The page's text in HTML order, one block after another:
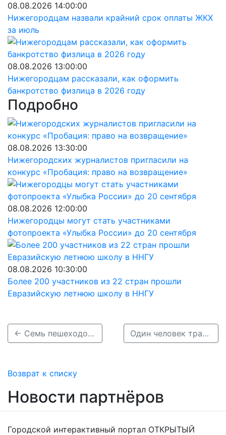
08.08.2026 14:00:00
Нижегородцам назвали крайний срок оплаты ЖКХ
за июль
08.08.2026 13:00:00
Нижегородцам рассказали, как оформить
банкротство физлица в 2026 году
Подробно
08.08.2026 13:30:00
Нижегородских журналистов пригласили на
конкурс «Пробация: право на возвращение»
08.08.2026 12:00:00
Нижегородцы могут стать участниками
фотопроекта «Улыбка России» до 20 сентября
08.08.2026 10:30:00
Более 200 участников из 22 стран прошли
Евразийскую летнюю школу в ННГУ
← Семь пешеходов оказались в больнице после ДТП с иномаркой в Балахне Один человек травмировался в ДТП с двумя автомобилями на Молитовском мосту →
Возврат к списку
Новости партнёров
Городской интерактивный портал ОТКРЫТЫЙ